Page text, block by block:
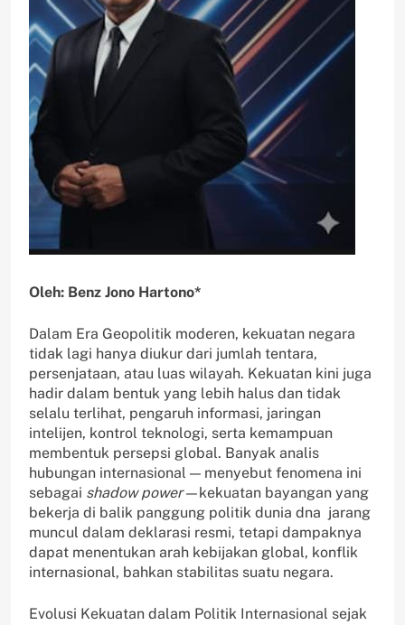
Oleh: Benz Jono Hartono*
Dalam Era Geopolitik moderen, kekuatan negara
tidak lagi hanya diukur dari jumlah tentara,
persenjataan, atau luas wilayah. Kekuatan kini juga
hadir dalam bentuk yang lebih halus dan tidak
selalu terlihat, pengaruh informasi, jaringan
intelijen, kontrol teknologi, serta kemampuan
membentuk persepsi global. Banyak analis
hubungan internasional — menyebut fenomena ini
sebagai shadow power—kekuatan bayangan yang
bekerja di balik panggung politik dunia dna jarang
muncul dalam deklarasi resmi, tetapi dampaknya
dapat menentukan arah kebijakan global, konflik
internasional, bahkan stabilitas suatu negara.
Evolusi Kekuatan dalam Politik Internasional sejak